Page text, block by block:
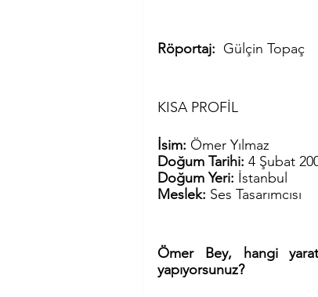
Röportaj: Gülçin Topaç
KISA PROFİL
İsim: Ömer Yılmaz
Doğum Tarihi: 4 Şubat
Doğum Yeri: İstanbul
Meslek: Ses Tasarımcısı
Ömer Bey, hangi
yapıyorsunuz?